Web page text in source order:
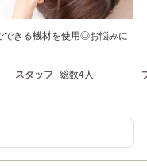
できる機材を使用◎お悩みに
スタッフ 総数4人